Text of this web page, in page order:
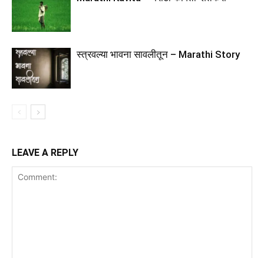
स्त्रवल्या भावना सावलीतून – Marathi Story
LEAVE A REPLY